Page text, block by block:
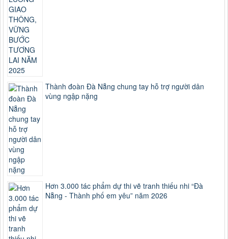
Thành đoàn Đà Nẵng chung tay hỗ trợ người dân
vùng ngập nặng
Hơn 3.000 tác phẩm dự thi vẽ tranh thiếu nhi “Đà
Nẵng - Thành phố em yêu” năm 2026